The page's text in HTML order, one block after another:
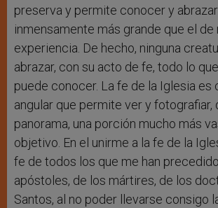
preserva y permite conocer y
inmensamente más grande que el de
experiencia. De hecho, ninguna
abrazar, con su acto de fe, todo lo
puede conocer. La fe de la Iglesia es
angular que permite ver y fotografiar,
panorama, una porción mucho más
objetivo. En el unirme a la fe de la
fe de todos los que me han
apóstoles, de los mártires, de los
Santos, al no poder llevarse consigo